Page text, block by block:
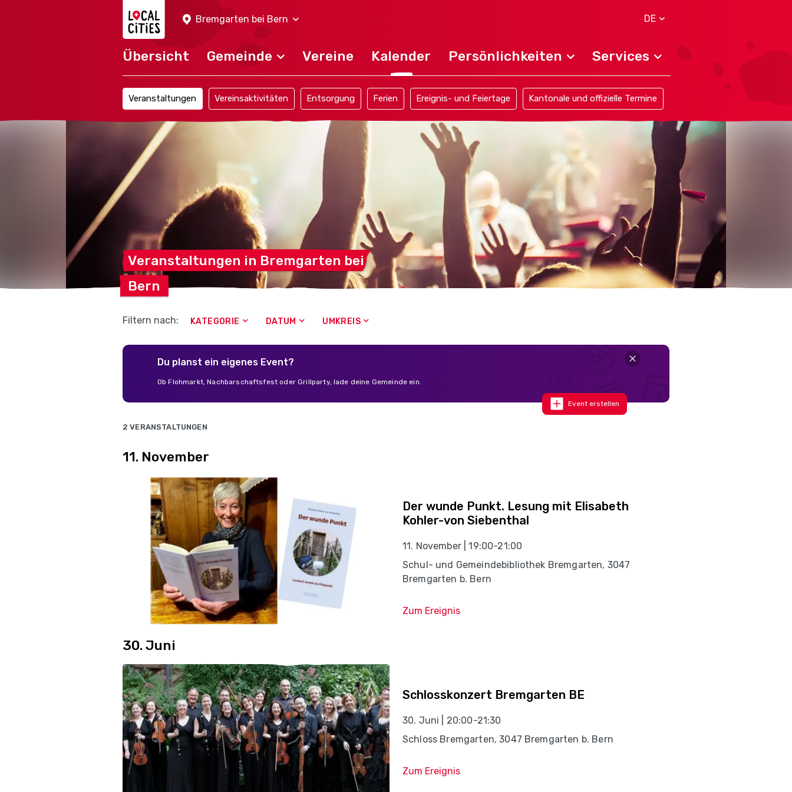
Bremgarten bei Bern
DE
Übersicht Gemeinde Vereine Kalender Persönlichkeiten Services
Veranstaltungen Vereinsaktivitäten Entsorgung Ferien Ereignis- und Feiertage Kantonale und offizielle Termine
Veranstaltungen in Bremgarten bei
Bern
Filtern nach: KATEGORIE DATUM UMKREIS
Du planst ein eigenes Event?
Ob Flohmarkt, Nachbarschaftsfest oder Grillparty, lade deine Gemeinde ein.
Event erstellen
2 VERANSTALTUNGEN
11. November
Der wunde Punkt. Lesung mit Elisabeth
Kohler-von Siebenthal
11. November | 19:00-21:00
Schul- und Gemeindebibliothek Bremgarten, 3047
Bremgarten b. Bern
Zum Ereignis
30. Juni
Schlosskonzert Bremgarten BE
30. Juni | 20:00-21:30
Schloss Bremgarten, 3047 Bremgarten b. Bern
Zum Ereignis